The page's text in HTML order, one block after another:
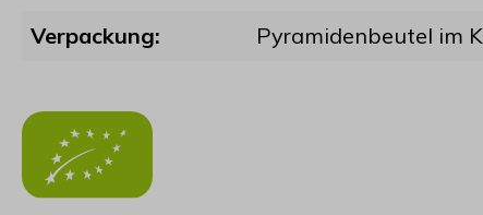
Verpackung:
Pyramidenbeutel im